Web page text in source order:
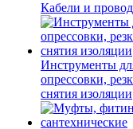
Кабели и
Инструменты
опрессовки,
снятия изоляции